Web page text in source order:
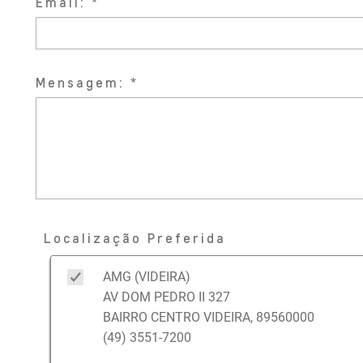
Mensagem:
Localização Preferida
AMG (VIDEIRA)
AV DOM PEDRO II 327
BAIRRO CENTRO VIDEIRA, 89560000
(49) 3551-7200